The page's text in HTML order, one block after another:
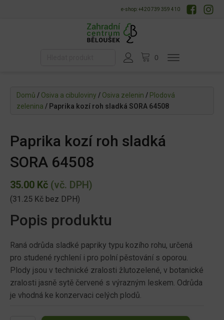
e-shop: +420 739 359 410
Domů / Osiva a cibuloviny / Osiva zelenin / Plodová
zelenina / Paprika kozí roh sladká SORA 64508
Paprika kozí roh sladká
SORA 64508
35.00 Kč (vč. DPH)
(31.25 Kč bez DPH)
Popis produktu
Raná odrůda sladké papriky typu kozího rohu, určená
pro studené rychlení i pro polní pěstování s oporou.
Plody jsou v technické zralosti žlutozelené, v botanické
zralosti jasně sytě červené s výrazným leskem. Odrůda
je vhodná ke konzervaci celých plodů.